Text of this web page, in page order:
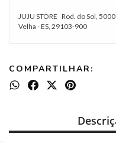
JUJU STORE Rod. do Sol,
Velha - ES, 29103-900
COMPARTILHAR: